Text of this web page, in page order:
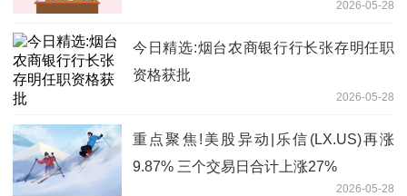
2026-05-28
今日精选:烟台农商银行行长张存明任职
资格获批
2026-05-28
重点聚焦!美股异动|乐信(LX.US)再涨
9.87% 三个交易日合计上涨27%
2026-05-28